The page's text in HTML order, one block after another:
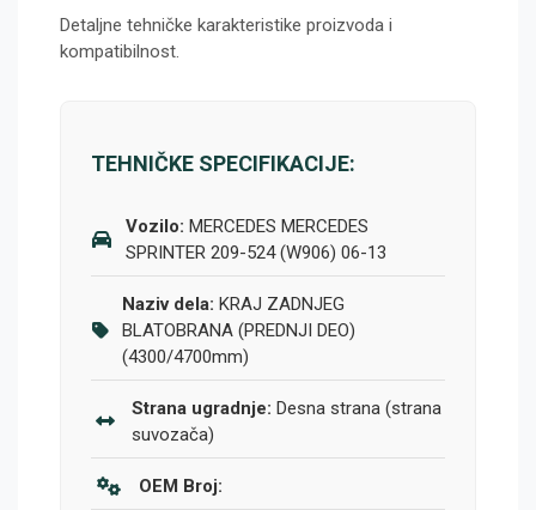
Detaljne tehničke karakteristike proizvoda i
kompatibilnost.
TEHNIČKE SPECIFIKACIJE:
Vozilo: MERCEDES MERCEDES
SPRINTER 209-524 (W906) 06-13
Naziv dela: KRAJ ZADNJEG
BLATOBRANA (PREDNJI DEO)
(4300/4700mm)
Strana ugradnje: Desna strana (strana
suvozača)
OEM Broj: